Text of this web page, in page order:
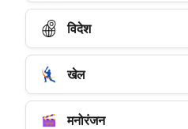
विदेश
खेल
मनोरंजन